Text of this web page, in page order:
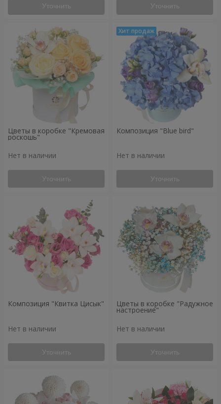
Уточнить Уточнить
Цветы в коробке "Кремовая
роскошь"
Нет в наличии
Уточнить
Композиция "Blue bird"
Нет в наличии
Уточнить
Композиция "Квитка Цисык"
Нет в наличии
Уточнить
Цветы в коробке "Радужное
настроение"
Нет в наличии
Уточнить